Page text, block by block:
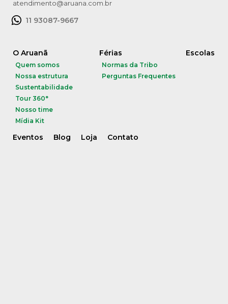
atendimento@aruana.com.br
11 93087-9667
O Aruanã
Quem somos
Nossa estrutura
Sustentabilidade
Tour 360°
Nosso time
Mídia Kit
Férias
Normas da Tribo
Perguntas Frequentes
Escolas
Eventos Blog Loja Contato